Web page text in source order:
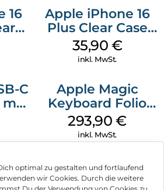
optimal zu gestalten und fortlaufend
wir Cookies. Durch die weitere
16
Apple iPhone 16
Plus Clear Case
MagSafe
Transparent
35,90 €
inkl. MwSt.
C
m
Apple Magic
Keyboard Folio
iPad 10.9″ (10.Gen.)
Weiß
293,90€
inkl. MwSt.